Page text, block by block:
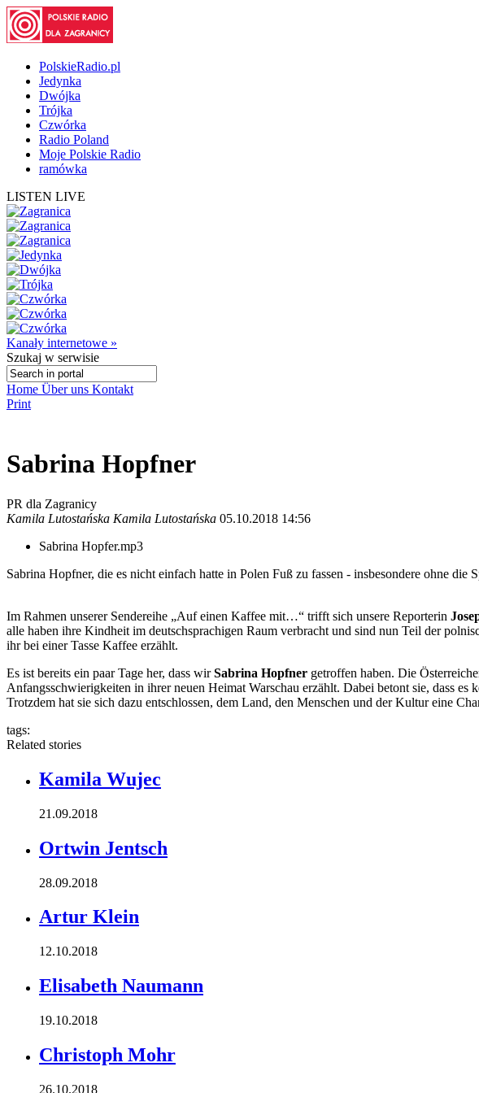
PolskieRadio.pl
Jedynka
Dwójka
Trójka
Czwórka
Radio Poland
Moje Polskie Radio
ramówka
LISTEN LIVE
Kanały internetowe »
Szukaj w serwisie
Home Über uns Kontakt
Print
Sabrina Hopfner
PR dla Zagranicy
Kamila Lutostańska Kamila Lutostańska 05.10.2018 14:56
Sabrina Hopfer.mp3
Sabrina Hopfner, die es nicht einfach hatte in Polen Fuß zu fassen - insbesondere ohne die
Im Rahmen unserer Sendereihe „Auf einen Kaffee mit…“ trifft sich unsere Reporterin
alle haben ihre Kindheit im deutschsprachigen Raum verbracht und sind nun Teil der
ihr bei einer Tasse Kaffee erzählt.
Es ist bereits ein paar Tage her, dass wirSabrina Hopfner getroffen haben. Die
Anfangsschwierigkeiten in ihrer neuen Heimat Warschau erzählt. Dabei betont sie, dass
Trotzdem hat sie sich dazu entschlossen, dem Land, den Menschen und der Kultur eine
tags:
Related stories
Kamila Wujec
21.09.2018
Ortwin Jentsch
28.09.2018
Artur Klein
12.10.2018
Elisabeth Naumann
19.10.2018
Christoph Mohr
26.10.2018